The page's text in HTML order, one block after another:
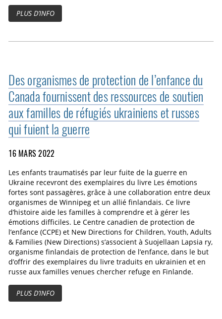
PLUS D’INFO
Des organismes de protection de l’enfance du
Canada fournissent des ressources de soutien
aux familles de réfugiés ukrainiens et russes
qui fuient la guerre
16 MARS 2022
Les enfants traumatisés par leur fuite de la guerre en
Ukraine recevront des exemplaires du livre Les émotions
fortes sont passagères, grâce à une collaboration entre deux
organismes de Winnipeg et un allié finlandais. Ce livre
d’histoire aide les familles à comprendre et à gérer les
émotions difficiles. Le Centre canadien de protection de
l’enfance (CCPE) et New Directions for Children, Youth, Adults
& Families (New Directions) s’associent à Suojellaan Lapsia ry,
organisme finlandais de protection de l’enfance, dans le but
d’offrir des exemplaires du livre traduits en ukrainien et en
russe aux familles venues chercher refuge en Finlande.
PLUS D’INFO